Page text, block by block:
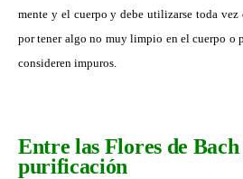
mente y el cuerpo y debe utilizarse toda vez
por tener algo no muy limpio en el cuerpo o
consideren impuros.
Entre las Flores de
purificación